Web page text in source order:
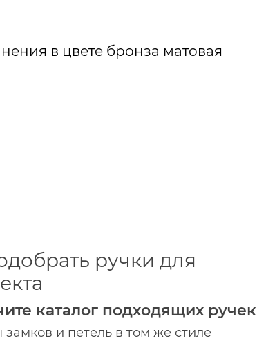
в цвете бронза матовая
ручки для
каталог подходящих ручек
замков и петель в том же стиле